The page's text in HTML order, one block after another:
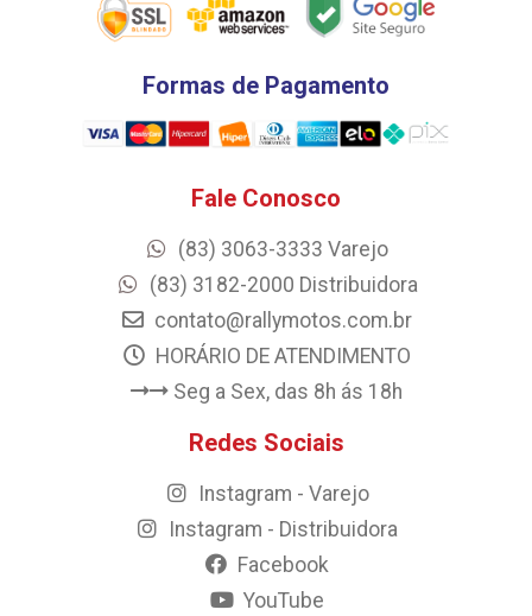
Formas de Pagamento
Fale Conosco
(83) 3063-3333 Varejo
(83) 3182-2000 Distribuidora
contato@rallymotos.com.br
HORÁRIO DE ATENDIMENTO
Seg a Sex, das 8h ás 18h
Redes Sociais
Instagram - Varejo
Instagram - Distribuidora
Facebook
YouTube